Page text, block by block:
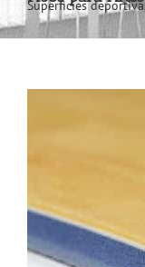
Superficies